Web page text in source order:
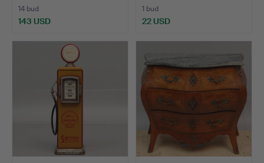
14 bud
143 USD
1 bud
22 USD